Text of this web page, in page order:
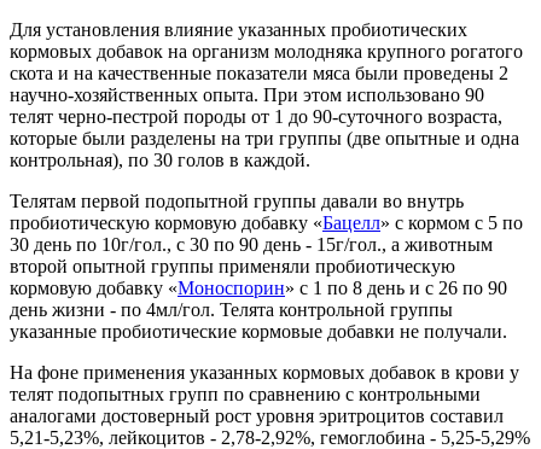
Для установления влияние указанных пробиотических
кормовых добавок на организм молодняка крупного рогатого
скота и на качественные показатели мяса были проведены 2
научно-хозяйственных опыта. При этом использовано 90
телят черно-пестрой породы от 1 до 90-суточного возраста,
которые были разделены на три группы (две опытные и одна
контрольная), по 30 голов в каждой.
Телятам первой подопытной группы давали во внутрь
пробиотическую кормовую добавку «Бацелл» с кормом с 5 по
30 день по 10г/гол., с 30 по 90 день - 15г/гол., а животным
второй опытной группы применяли пробиотическую
кормовую добавку «Моноспорин» с 1 по 8 день и с 26 по 90
день жизни - по 4мл/гол. Телята контрольной группы
указанные пробиотические кормовые добавки не получали.
На фоне применения указанных кормовых добавок в крови у
телят подопытных групп по сравнению с контрольными
аналогами достоверный рост уровня эритроцитов составил
5,21-5,23%, лейкоцитов - 2,78-2,92%, гемоглобина - 5,25-5,29%